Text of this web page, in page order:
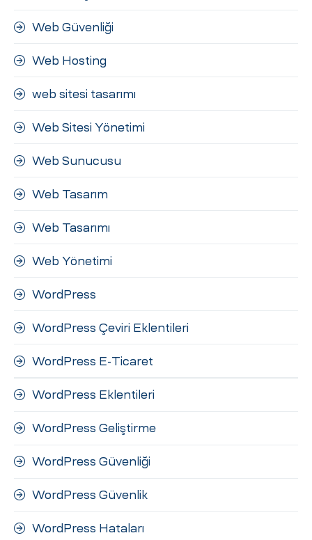
Web Güvenliği
Web Hosting
web sitesi tasarımı
Web Sitesi Yönetimi
Web Sunucusu
Web Tasarım
Web Tasarımı
Web Yönetimi
WordPress
WordPress Çeviri Eklentileri
WordPress E-Ticaret
WordPress Eklentileri
WordPress Geliştirme
WordPress Güvenliği
WordPress Güvenlik
WordPress Hataları